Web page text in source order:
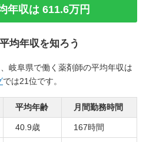
年収は 611.6万円
均年収を知ろう
岐阜県で働く薬剤師の平均年収は
では21位です。
平均年齢 月間勤務時間
40.9歳 167時間